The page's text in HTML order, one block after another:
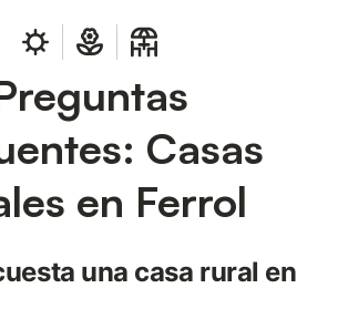
Casas
en Ferrol
una casa rural en